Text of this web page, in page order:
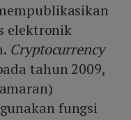
elektronik
Cryptocurrency
tahun 2009,
fungsi